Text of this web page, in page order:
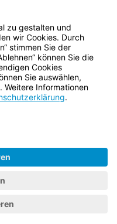
der Feuerwehr nur
wegen der Personenrettung